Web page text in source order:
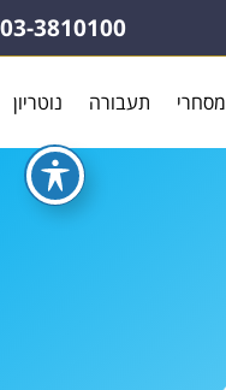
03-3810100
מסחרי תעבורה נוטריון